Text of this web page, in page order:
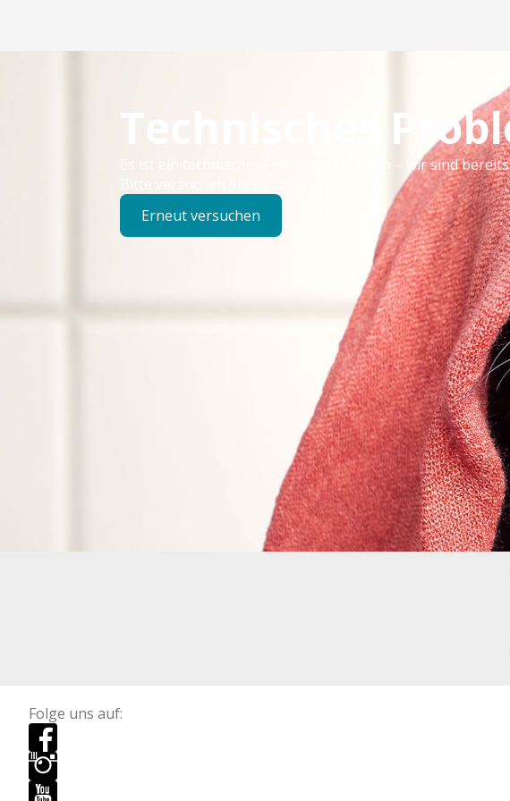
Technisches
Es ist ein technischer Fehler aufgetreten – wir sind
Bitte versuchen Sie es später erneut.
Erneut versuchen
Folge uns auf: